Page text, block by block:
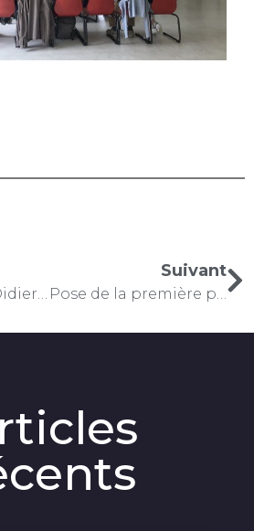
Suivant